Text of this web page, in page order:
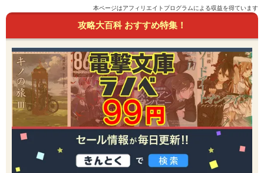
本ページはアフィリエイトプログラムによる収益を得ています
攻略大百科 おすすめ特集！